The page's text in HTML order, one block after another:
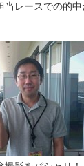
当レースでの的